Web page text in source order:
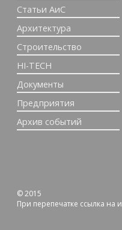
Статьи АиС
Архитектура
Строительство
HI-TECH
Документы
Предприятия
Архив событий
© 2015
При перепечатке ссылка на